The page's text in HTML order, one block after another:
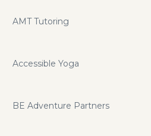
AMT Tutoring
Accessible Yoga
BE Adventure Partners